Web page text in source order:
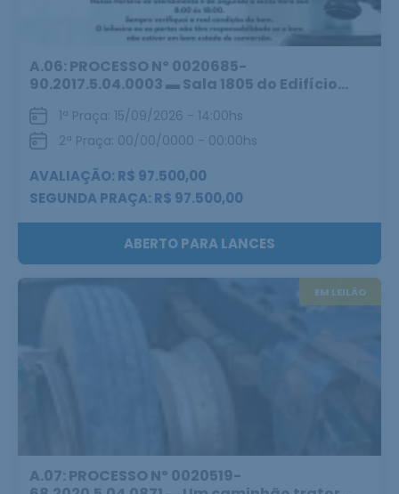
A.06: PROCESSO Nº 0020685-
90.2017.5.04.0003 ▬ Sala 1805 do Edifício...
1ª Praça: 15/09/2026 - 14:00hs
2ª Praça: 00/00/0000 - 00:00hs
AVALIAÇÃO: R$ 97.500,00
SEGUNDA PRAÇA: R$ 97.500,00
ABERTO PARA LANCES
EM LEILÃO
A.07: PROCESSO Nº 0020519-